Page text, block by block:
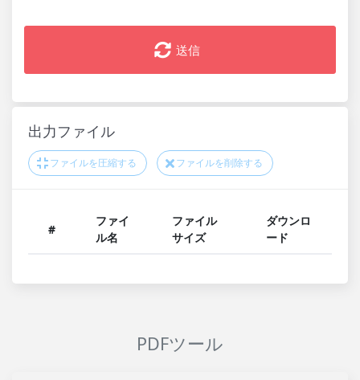
送信
出力ファイル
ファイルを圧縮する ファイルを削除する
#
ファイ
ル名
ファイル
サイズ
ダウンロ
ード
PDFツール